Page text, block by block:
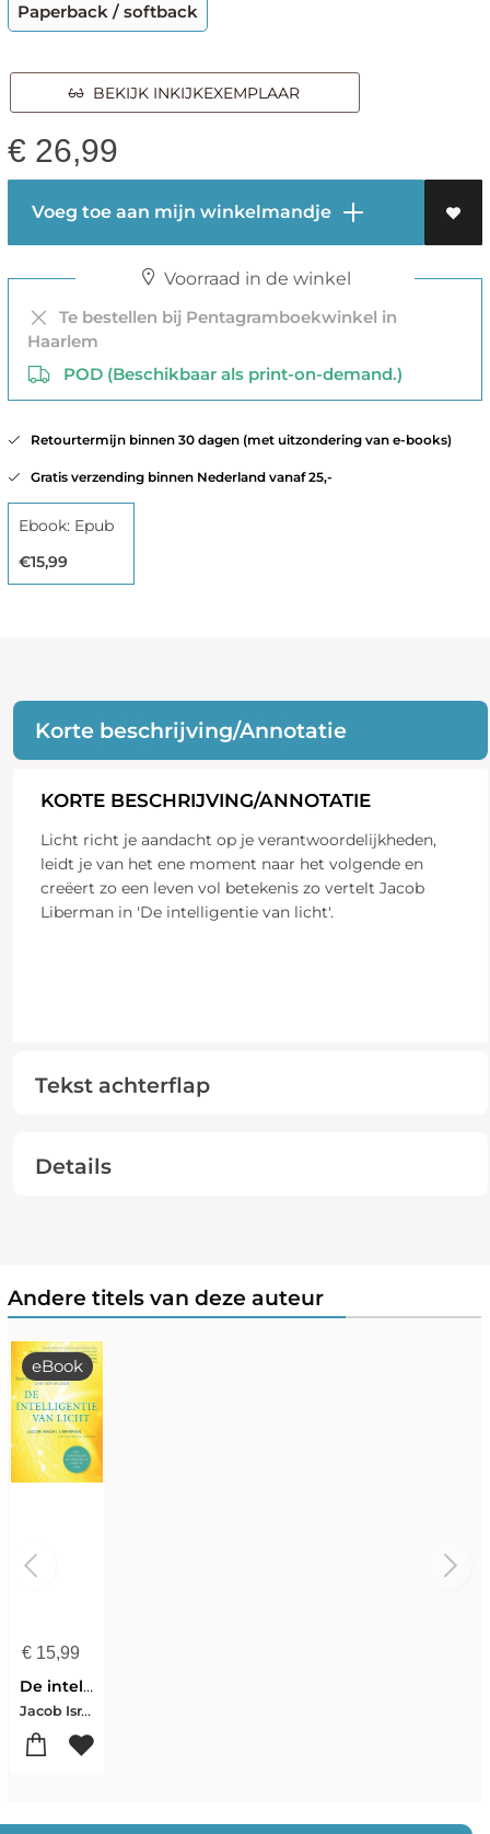
Paperback / softback
BEKIJK INKIJKEXEMPLAAR
€ 26,99
Voeg toe aan mijn winkelmandje
Voorraad in de winkel
Te bestellen bij Pentagramboekwinkel in
Haarlem
POD (Beschikbaar als print-on-demand.)
Retourtermijn binnen 30 dagen (met uitzondering van e-books)
Gratis verzending binnen Nederland vanaf 25,-
Ebook: Epub
€15,99
Korte beschrijving/Annotatie
KORTE BESCHRIJVING/ANNOTATIE
Licht richt je aandacht op je verantwoordelijkheden,
leidt je van het ene moment naar het volgende en
creëert zo een leven vol betekenis zo vertelt Jacob
Liberman in 'De intelligentie van licht'.
Tekst achterflap
Details
Andere titels van deze auteur
€15,99
eBook
De intelligentie van licht
Jacob Israel Liberman